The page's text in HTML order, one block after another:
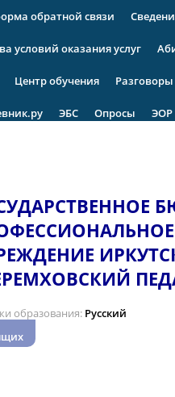
обратной связи
условий оказания услуг
Центр обучения
ЭБС Опросы ЭОР
образования Русский